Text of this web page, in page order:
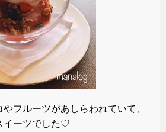
フルーツがあしらわれていて、
イーツでした♡